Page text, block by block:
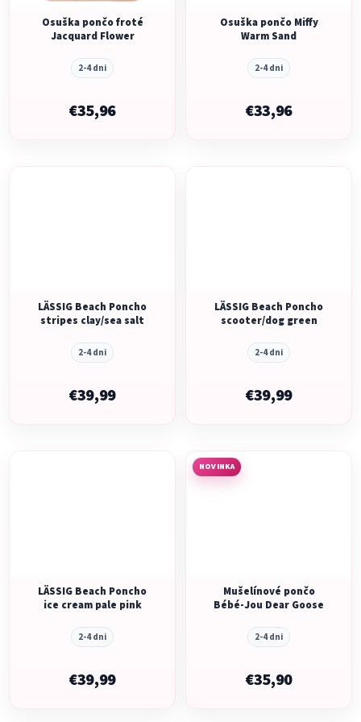
Osuška pončo froté
Jacquard Flower
2-4 dni
€35,96
Osuška pončo Miffy
Warm Sand
2-4 dni
€33,96
LÄSSIG Beach Poncho
stripes clay/sea salt
2-4 dni
€39,99
LÄSSIG Beach Poncho
scooter/dog green
2-4 dni
€39,99
LÄSSIG Beach Poncho
ice cream pale pink
2-4 dni
€39,99
NOVINKA
Mušelínové pončo
Bébé-Jou Dear Goose
2-4 dni
€35,90